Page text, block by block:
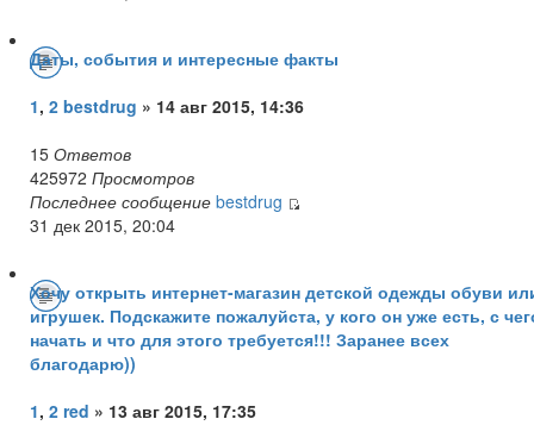
Даты, события и интересные факты
1, 2 bestdrug » 14 авг 2015, 14:36
15 Ответов
425972 Просмотров
Последнее сообщение bestdrug
31 дек 2015, 20:04
Хочу открыть интернет-магазин детской одежды обуви
игрушек. Подскажите пожалуйста, у кого он уже есть, с
начать и что для этого требуется!!! Заранее всех
благодарю))
1, 2 red » 13 авг 2015, 17:35